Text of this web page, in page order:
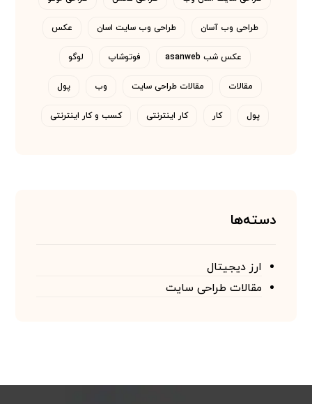
طراحی وب آسان طراحی وب سایت اسان عکس
عکس شب asanweb فوتوشاپ لوگو
مقالات مقالات طراحی سایت وب پول
پول کار کار اینترنتی کسب و کار اینترنتی
دسته‌ها
ارز دیجیتال
مقالات طراحی سایت